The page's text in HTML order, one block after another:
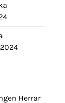
Herrar